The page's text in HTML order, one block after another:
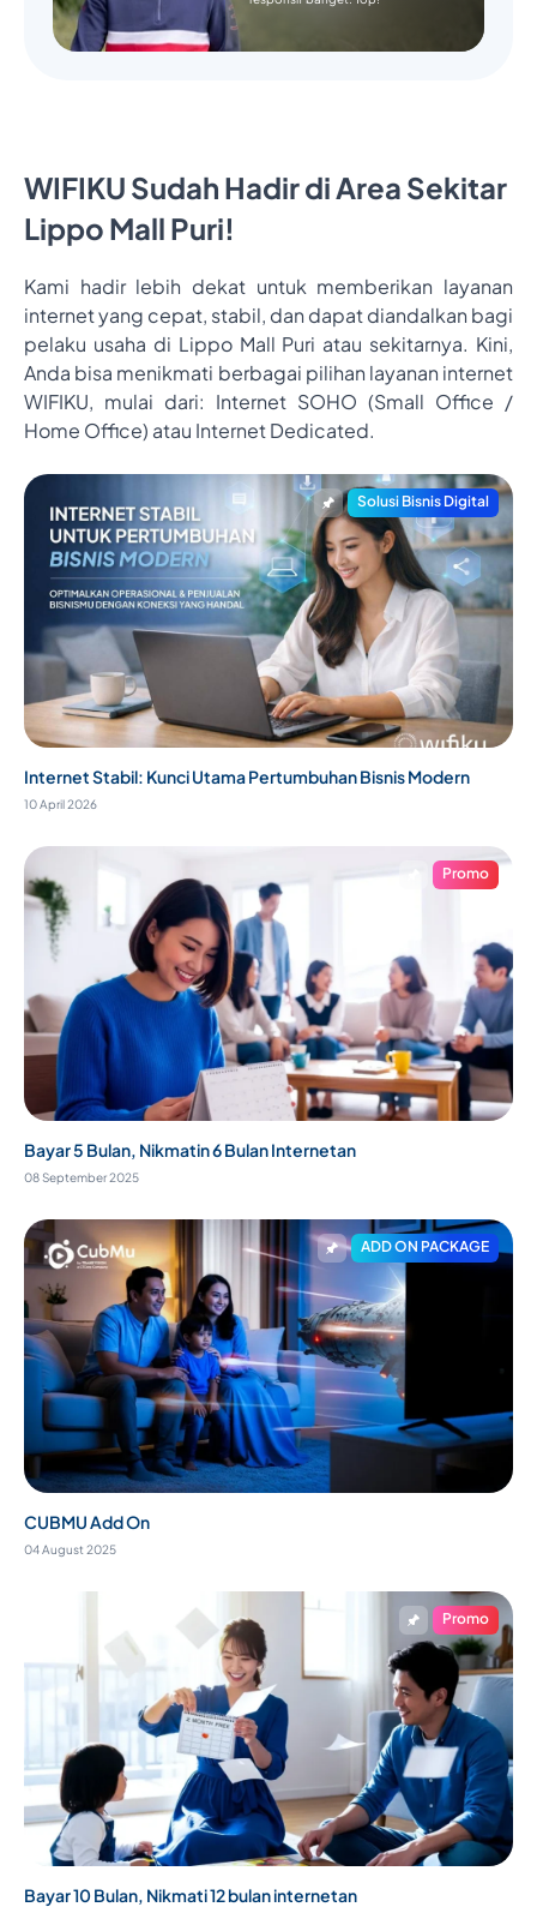
WIFIKU Sudah Hadir di Area Sekitar
Lippo Mall Puri!
Kami hadir lebih dekat untuk memberikan layanan
internet yang cepat, stabil, dan dapat diandalkan bagi
pelaku usaha di Lippo Mall Puri atau sekitarnya. Kini,
Anda bisa menikmati berbagai pilihan layanan internet
WIFIKU, mulai dari: Internet SOHO (Small Office /
Home Office) atau Internet Dedicated.
Solusi Bisnis Digital
Internet Stabil: Kunci Utama Pertumbuhan Bisnis Modern
10 April 2026
Promo
Bayar 5 Bulan, Nikmatin 6 Bulan Internetan
08 September 2025
ADD ON PACKAGE
CUBMU Add On
04 August 2025
Promo
Bayar 10 Bulan, Nikmati 12 bulan internetan